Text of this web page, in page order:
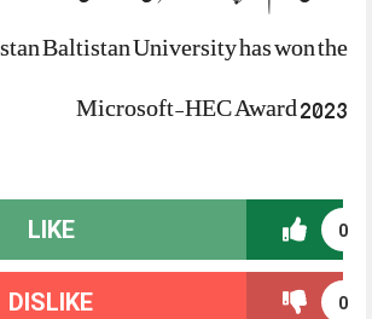
Baltistan University has won the
Microsoft-HEC Award 2023
0
LIKE
0
DISLIKE